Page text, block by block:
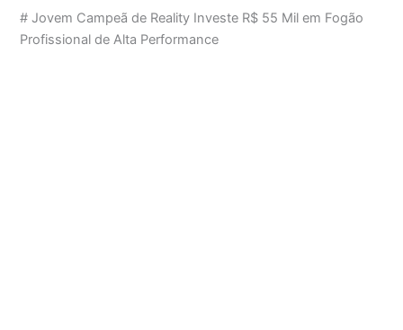
# Jovem Campeã de Reality Investe R$ 55 Mil em Fogão
Profissional de Alta Performance